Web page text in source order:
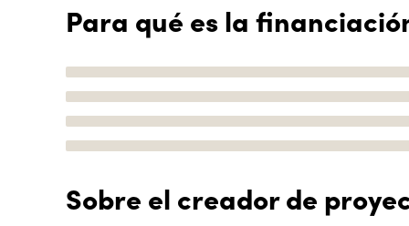
Para qué es la
Sobre el creador de